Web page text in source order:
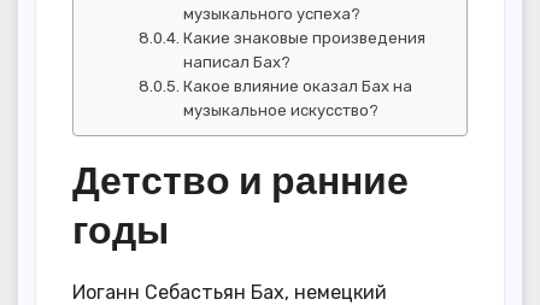
музыкального успеха?
Какие знаковые произведения
написал Бах?
Какое влияние оказал Бах на
музыкальное искусство?
Детство и ранние
годы
Иоганн Себастьян Бах, немецкий